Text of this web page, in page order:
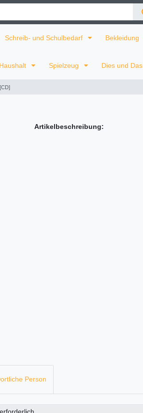
Schreib- und Schulbedarf Bekleidung
Haushalt Spielzeug Dies und Das
Artikelbeschreibung:
Person